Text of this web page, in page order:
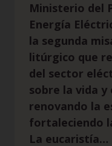
Ministerio del
Energía
la segunda
litúrgico que
del sector
sobre la vida y
renovando la
fortaleciendo
La eucaristía…